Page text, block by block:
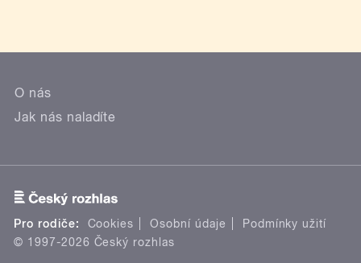
O nás
Jak nás naladíte
Pro rodiče: Cookies Osobní údaje
Podmínky užití
© 1997-2026 Český rozhlas